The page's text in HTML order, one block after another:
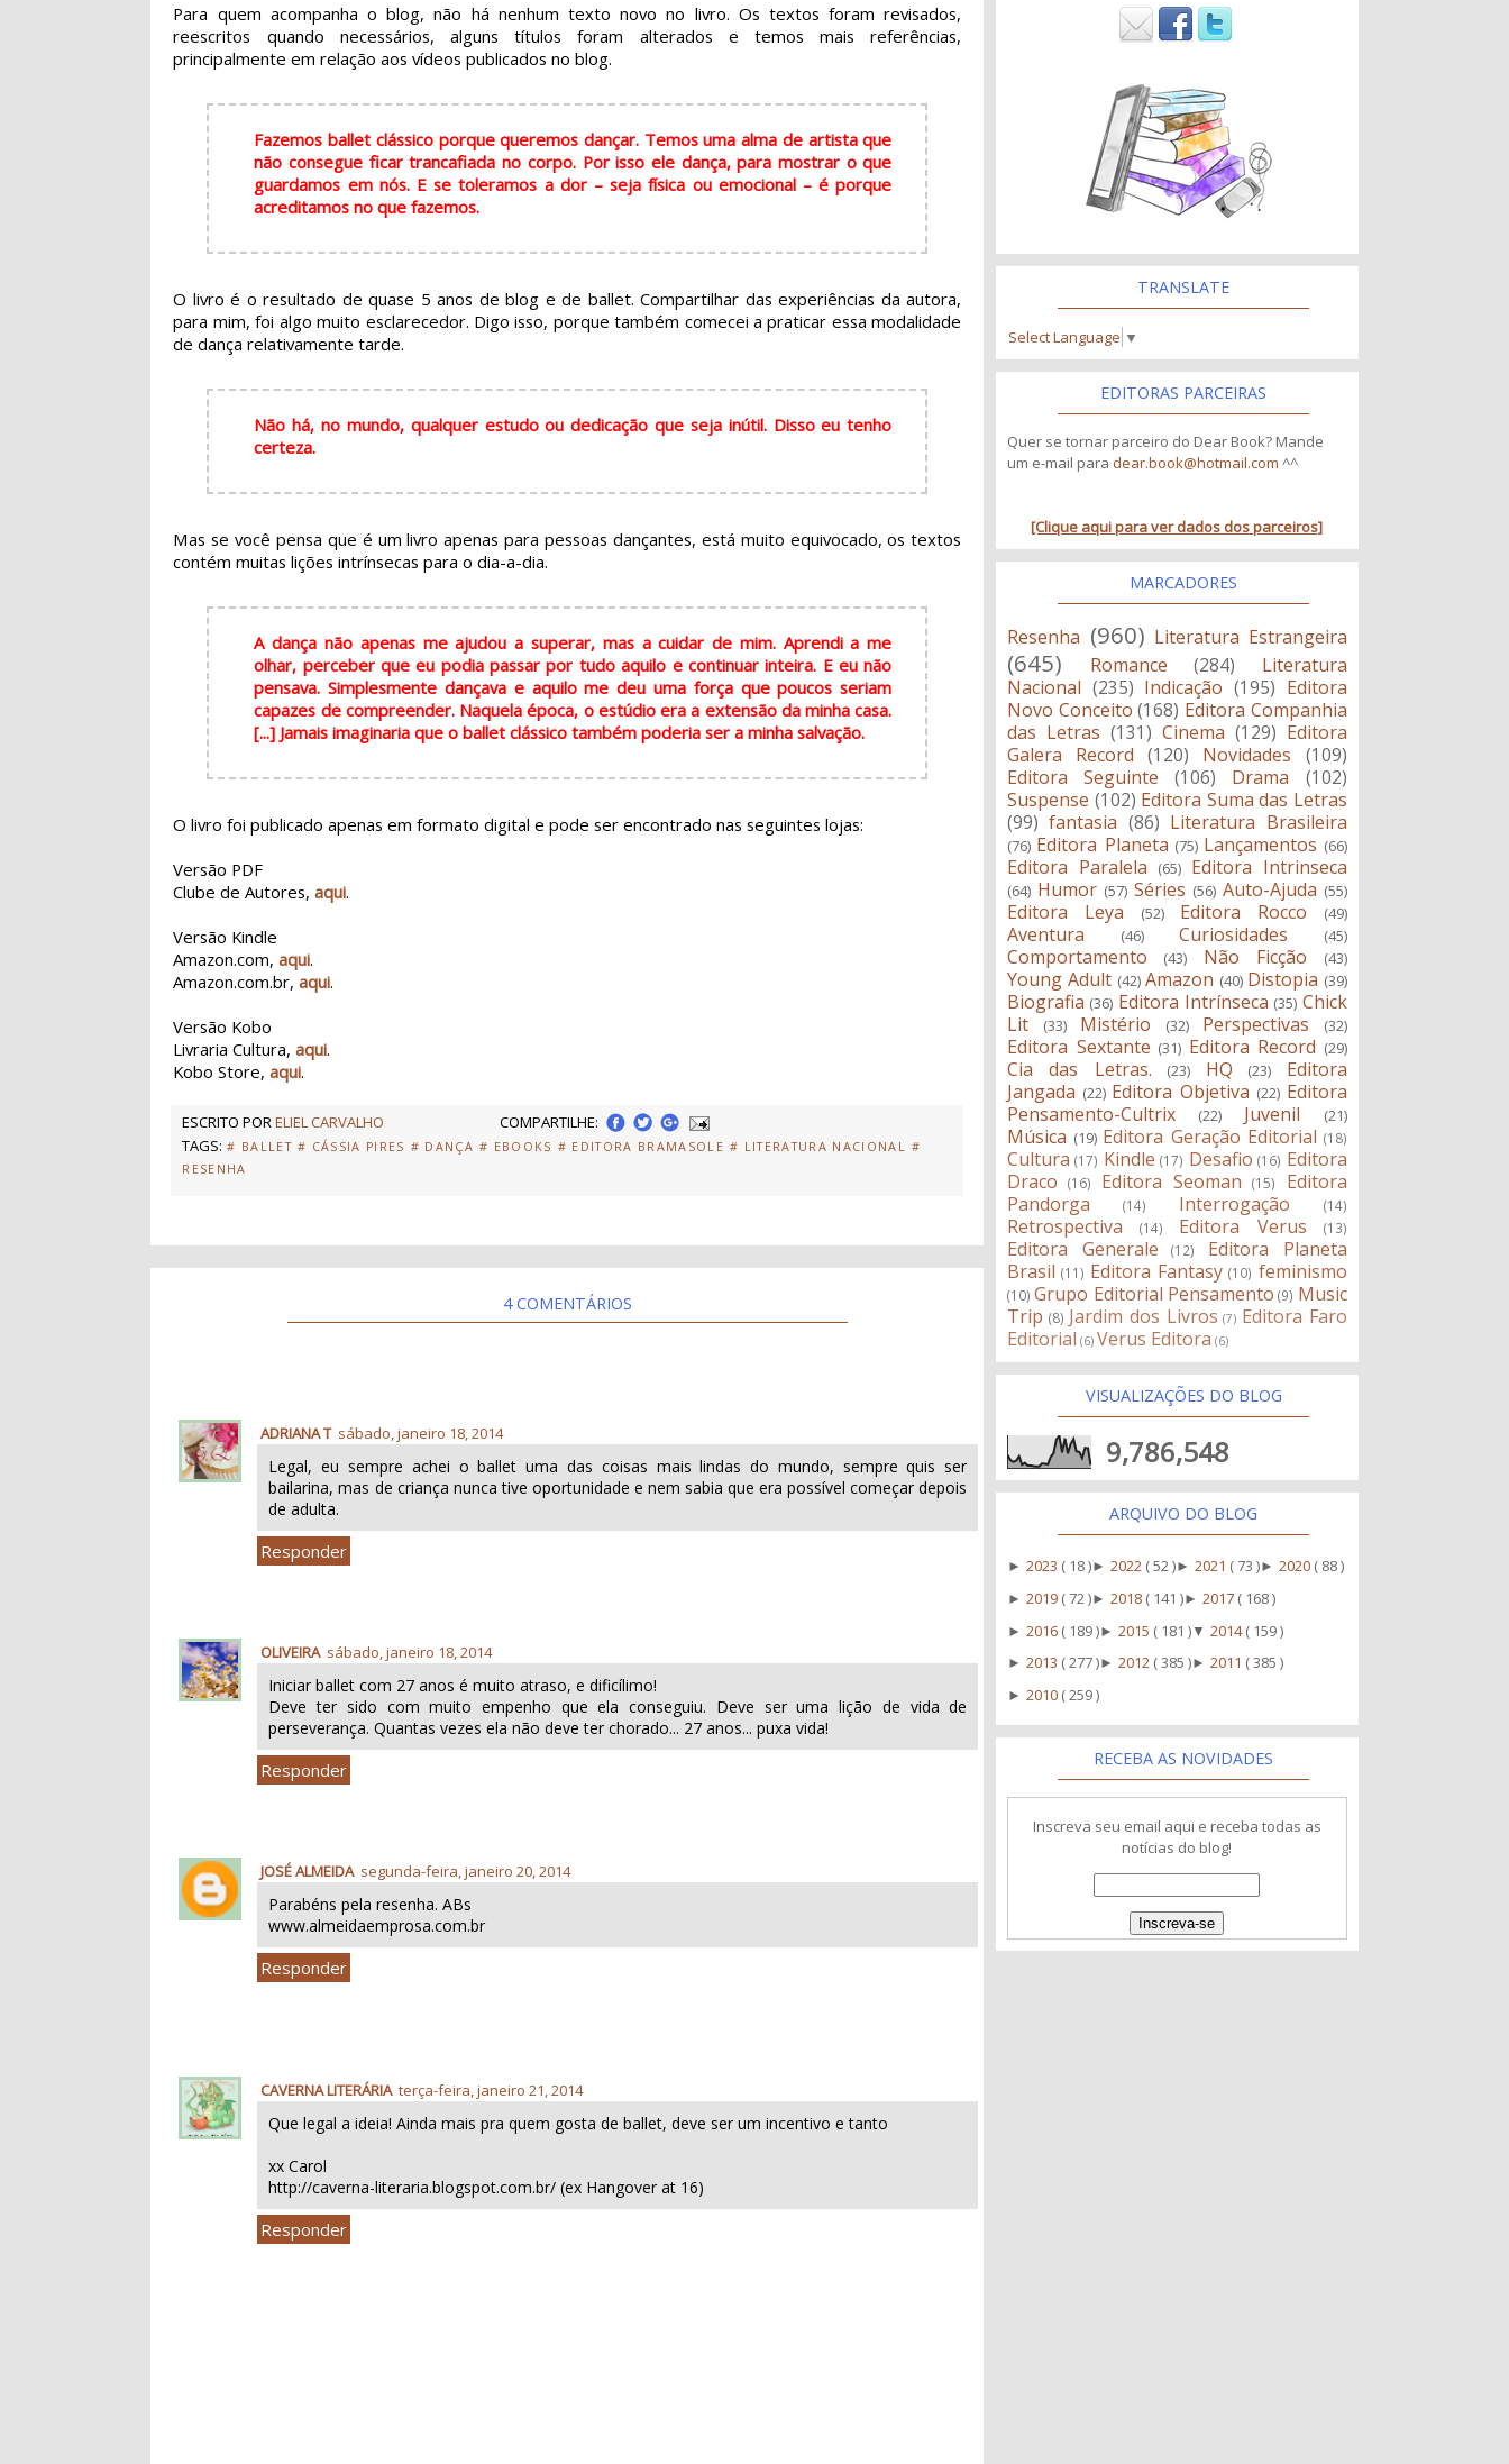
Para quem acompanha o blog, não há nenhum texto novo no livro. Os textos foram revisados,
reescritos quando necessários, alguns títulos foram alterados e temos mais referências,
principalmente em relação aos vídeos publicados no blog.
Fazemos ballet clássico porque queremos dançar. Temos uma alma de artista que
não consegue ficar trancafiada no corpo. Por isso ele dança, para mostrar o que
guardamos em nós. E se toleramos a dor – seja física ou emocional – é porque
acreditamos no que fazemos.
O livro é o resultado de quase 5 anos de blog e de ballet. Compartilhar das experiências da autora,
para mim, foi algo muito esclarecedor. Digo isso, porque também comecei a praticar essa modalidade
de dança relativamente tarde.
Não há, no mundo, qualquer estudo ou dedicação que seja inútil. Disso eu tenho
certeza.
Mas se você pensa que é um livro apenas para pessoas dançantes, está muito equivocado, os textos
contém muitas lições intrínsecas para o dia-a-dia.
A dança não apenas me ajudou a superar, mas a cuidar de mim. Aprendi a me
olhar, perceber que eu podia passar por tudo aquilo e continuar inteira. E eu não
pensava. Simplesmente dançava e aquilo me deu uma força que poucos seriam
capazes de compreender. Naquela época, o estúdio era a extensão da minha casa.
[...] Jamais imaginaria que o ballet clássico também poderia ser a minha salvação.
O livro foi publicado apenas em formato digital e pode ser encontrado nas seguintes lojas:
Versão PDF
Clube de Autores,aqui.
Versão Kindle
Amazon.com,aqui.
Amazon.com.br,aqui.
Versão Kobo
Livraria Cultura,aqui.
Kobo Store,aqui.
ESCRITO PORELIEL CARVALHO
COMPARTILHE:
TAGS: # BALLET # CÁSSIA PIRES # DANÇA # EBOOKS # EDITORA BRAMASOLE # LITERATURA NACIONAL
#
RESENHA
4 COMENTÁRIOS
ADRIANA T sábado, janeiro 18, 2014
Legal, eu sempre achei o ballet uma das coisas mais lindas do mundo, sempre quis ser
bailarina, mas de criança nunca tive oportunidade e nem sabia que era possível começar depois
de adulta.
Responder
OLIVEIRA sábado, janeiro 18, 2014
Iniciar ballet com 27 anos é muito atraso, e dificílimo!
Deve ter sido com muito empenho que ela conseguiu. Deve ser uma lição de vida de
perseverança. Quantas vezes ela não deve ter chorado... 27 anos... puxa vida!
Responder
JOSÉ ALMEIDA segunda-feira, janeiro 20, 2014
Parabéns pela resenha. ABs
www.almeidaemprosa.com.br
Responder
CAVERNA LITERÁRIA terça-feira, janeiro 21, 2014
Que legal a ideia! Ainda mais pra quem gosta de ballet, deve ser um incentivo e tanto
xx Carol
http://caverna-literaria.blogspot.com.br/ (ex Hangover at 16)
Responder
TRANSLATE
Select Language ▼
EDITORAS PARCEIRAS
Quer se tornar parceiro do Dear Book? Mande
um e-mail para dear.book@hotmail.com ^^
[Clique aqui para ver dados dos parceiros]
MARCADORES
Resenha (960) Literatura Estrangeira
(645) Romance (284)
Literatura
Nacional (235) Indicação (195) Editora
Novo Conceito (168) Editora Companhia
das Letras (131) Cinema (129) Editora
Galera Record
(120) Novidades
(109)
Editora Seguinte
(106) Drama
(102)
Suspense (102) Editora Suma das Letras
(99) fantasia (86) Literatura Brasileira
(76) Editora Planeta (75) Lançamentos (66)
Editora Paralela (65) Editora Intrinseca
(64) Humor (57) Séries (56) Auto-Ajuda (55)
Editora Leya (52) Editora Rocco (49)
Aventura (46) Curiosidades (45)
Comportamento (43) Não Ficção (43)
Young Adult (42) Amazon (40) Distopia (39)
Biografia (36) Editora Intrínseca (35) Chick
Lit
(33) Mistério (32) Perspectivas (32)
Editora Sextante (31) Editora Record (29)
Cia das Letras. (23) HQ (23)
Editora
Jangada (22) Editora Objetiva (22) Editora
Pensamento-Cultrix
(22) Juvenil (21)
Música (19) Editora Geração Editorial (18)
Cultura (17) Kindle (17) Desafio (16) Editora
Draco
(16) Editora Seoman (15)
Editora
Pandorga
(14) Interrogação (14)
Retrospectiva (14) Editora Verus (13)
Editora Generale (12)
Editora Planeta
Brasil (11) Editora Fantasy (10) feminismo
(10) Grupo Editorial Pensamento (9) Music
Trip (8) Jardim dos Livros (7) Editora Faro
Editorial (6) Verus Editora (6)
VISUALIZAÇÕES DO BLOG
9,786,548
ARQUIVO DO BLOG
►2023 ( 18 )►2022 ( 52 )►2021 ( 73 )►2020 ( 88 )
►2019 ( 72 )►2018 ( 141 )►2017 ( 168 )
►2016 ( 189 )►2015 ( 181 ) ▼2014( 159 )
►2013 ( 277 )►2012 ( 385 )►2011 ( 385 )
►2010 ( 259 )
RECEBA AS NOVIDADES
Inscreva seu email aqui e receba todas as
notícias do blog!